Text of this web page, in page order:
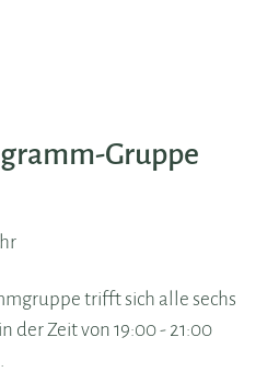
Gruppe
trifft sich alle sechs
der Zeit von 19:00 - 21:00